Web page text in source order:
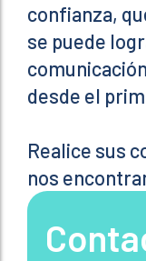
confianza,
se puede
desde el
Realice sus
nos